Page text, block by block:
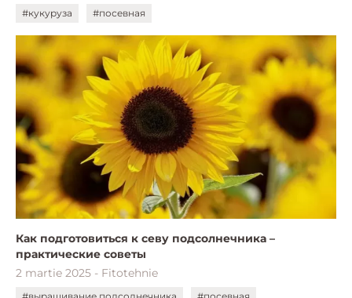
#кукуруза #посевная
Как подготовиться к севу подсолнечника –
практические советы
2 martie 2025 - Fitotehnie